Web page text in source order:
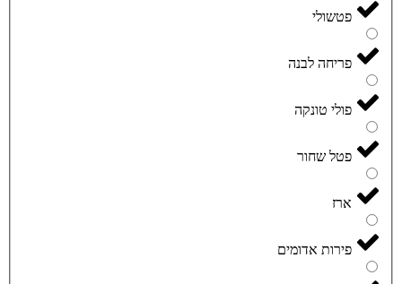
פטשולי
פריחה לבנה
פולי טונקה
פטל שחור
ארז
פירות אדומים